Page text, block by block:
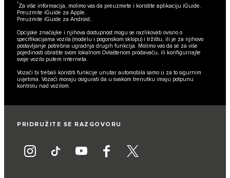
†Za više informacija, molimo vas da preuzmete i koristite aplikaciju iGuide.
Preuzmite iGuide za Apple.
Preuzmite iGuide za Android..
Opcijske značajke i njihova dostupnost mogu se razlikovati ovisno o
specifikacijama vozila (modelu i pogonskom sklopu) i tržištu, ili je za njihovo
postavljanje potrebna ugradnja drugih funkcija. Molimo vas da se za više
pojedinosti obratite svom lokalnom Ovlaštenom prodavaču, ili konfigurirajte
svoje vozilo putem interneta.
Vozači bi trebali koristiti funkcije unutar automobila samo u za to sigurnim
uvjetima. Vozači moraju osigurati da u svakom trenutku imaju potpunu
kontrolu nad vozilom.
PRIDRUŽITE SE RAZGOVORU